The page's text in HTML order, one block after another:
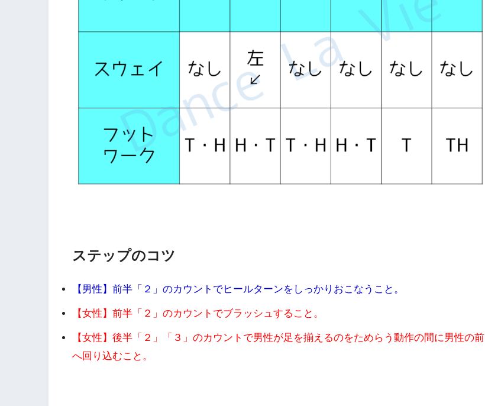
ステップのコツ
【男性】前半「２」のカウントでヒールターンをしっかりおこなうこと。
【女性】前半「２」のカウントでブラッシュすること。
【女性】後半「２」「３」のカウントで男性が足を揃えるのをためらう動作の間に男性の前
へ回り込むこと。